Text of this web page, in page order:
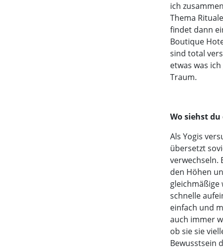
ich
Thema
findet dann
Boutique
sind total
etwas was
Traum.
Wo siehst
Als Yogis
übersetzt
verwechseln.
den Höhen
schnelle
einfach und
auch immer
ob sie sie
Bewusstsein